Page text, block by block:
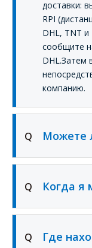
доставки:
RPI
DHL, TNT и
сообщите
DHL.Затем
компанию.
Q Можете
Q Когда я
Q
Где